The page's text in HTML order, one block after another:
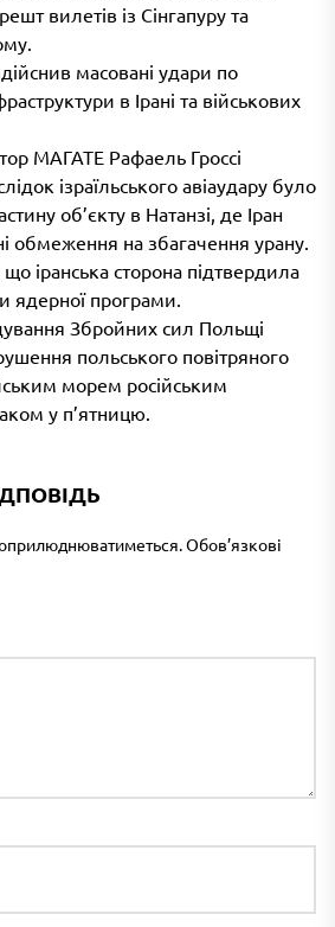
вилетів із Сінгапуру та
масовані удари по
в Ірані та військових
МАГАТЕ Рафаель Гроссі
ізраїльського авіаудару було
об’єкту в Натанзі, де Іран
обмеження на збагачення урану.
іранська сторона підтвердила
ядерної програми.
Збройних сил Польщі
польського повітряного
морем російським
у п’ятницю.
Обов’язкові